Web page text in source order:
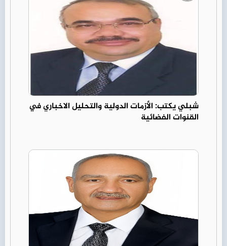
شبلي يكتب: الأزمات الدولية والتحليل الاخباري في
القنوات الفضائية